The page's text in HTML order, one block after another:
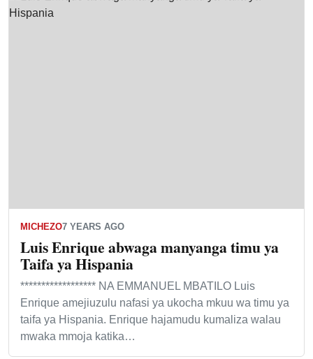
MICHEZO7 YEARS AGO
Luis Enrique abwaga manyanga timu ya
Taifa ya Hispania
****************** NA EMMANUEL MBATILO Luis
Enrique amejiuzulu nafasi ya ukocha mkuu wa timu ya
taifa ya Hispania. Enrique hajamudu kumaliza walau
mwaka mmoja katika…